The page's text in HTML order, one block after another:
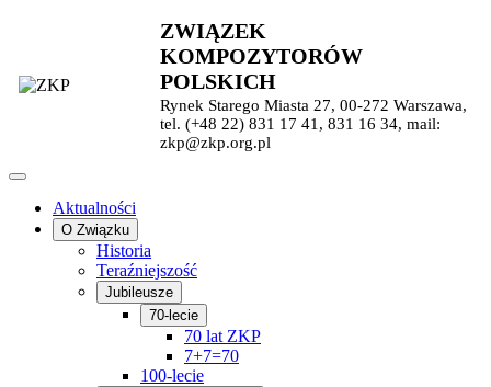
ZWIĄZEK
KOMPOZYTORÓW
POLSKICH
Rynek Starego Miasta 27, 00-272 Warszawa,
tel. (+48 22) 831 17 41, 831 16 34, mail:
zkp@zkp.org.pl
Aktualności
O Związku
Historia
Teraźniejszość
Jubileusze
70-lecie
70 lat ZKP
7+7=70
100-lecie